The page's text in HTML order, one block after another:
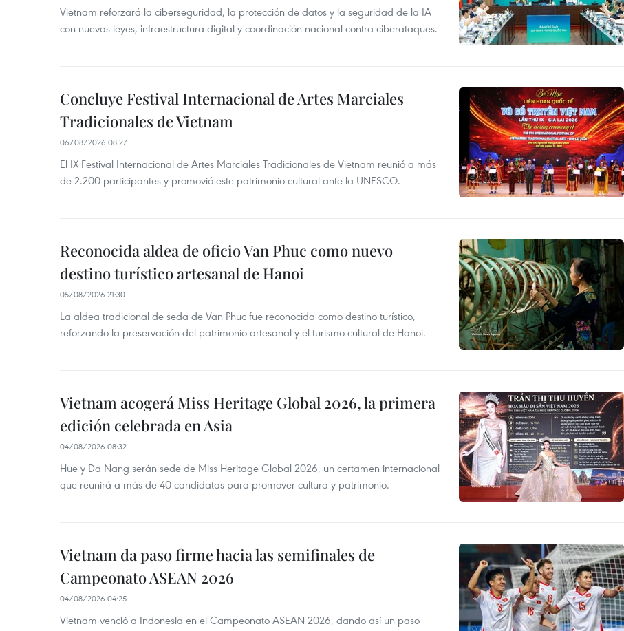
Vietnam reforzará la ciberseguridad, la protección de datos y la seguridad de la IA
con nuevas leyes, infraestructura digital y coordinación nacional contra ciberataques.
Concluye Festival Internacional de Artes Marciales
Tradicionales de Vietnam
06/08/2026 08:27
El IX Festival Internacional de Artes Marciales Tradicionales de Vietnam reunió a más
de 2.200 participantes y promovió este patrimonio cultural ante la UNESCO.
Reconocida aldea de oficio Van Phuc como nuevo
destino turístico artesanal de Hanoi
05/08/2026 21:30
La aldea tradicional de seda de Van Phuc fue reconocida como destino turístico,
reforzando la preservación del patrimonio artesanal y el turismo cultural de Hanoi.
Vietnam acogerá Miss Heritage Global 2026, la primera
edición celebrada en Asia
04/08/2026 08:32
Hue y Da Nang serán sede de Miss Heritage Global 2026, un certamen internacional
que reunirá a más de 40 candidatas para promover cultura y patrimonio.
Vietnam da paso firme hacia las semifinales de
Campeonato ASEAN 2026
04/08/2026 04:25
Vietnam venció a Indonesia en el Campeonato ASEAN 2026, dando así un paso